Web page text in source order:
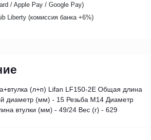
/ Apple Pay / Google Pay)
Liberty (комиссия банкa +6%)
(л+п) Lifan LF150-2E Общая длина
диаметр (мм) - 15 Резьба М14 Диаметр
втулки (мм) - 49/24 Вес (г) - 629